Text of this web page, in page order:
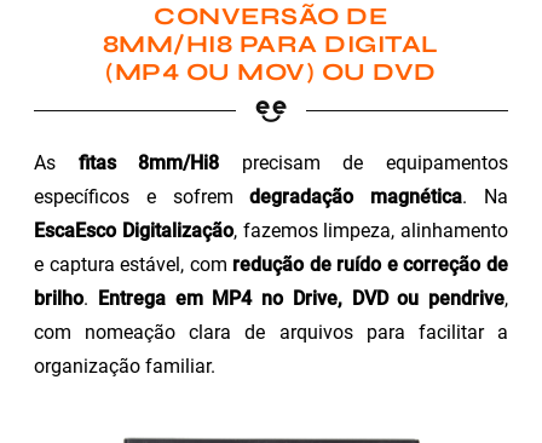
CONVERSÃO DE
8MM/HI8 PARA DIGITAL
(MP4 OU MOV) OU DVD
As fitas 8mm/Hi8 precisam de equipamentos
específicos e sofremdegradação magnética. Na
EscaEsco Digitalização, fazemos limpeza, alinhamento
e captura estável, com redução de ruído e correção de
brilho. Entrega em MP4 no Drive, DVD ou pendrive,
com nomeação clara de arquivos para facilitar a
organização familiar.